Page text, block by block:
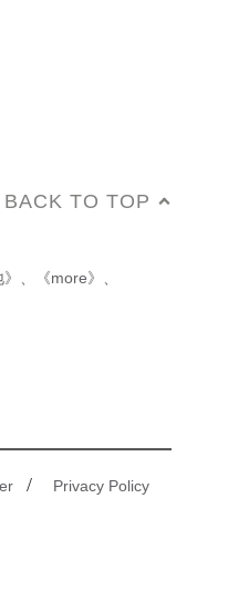
BACK TO TOP
、 《more》 、
/ Privacy Policy